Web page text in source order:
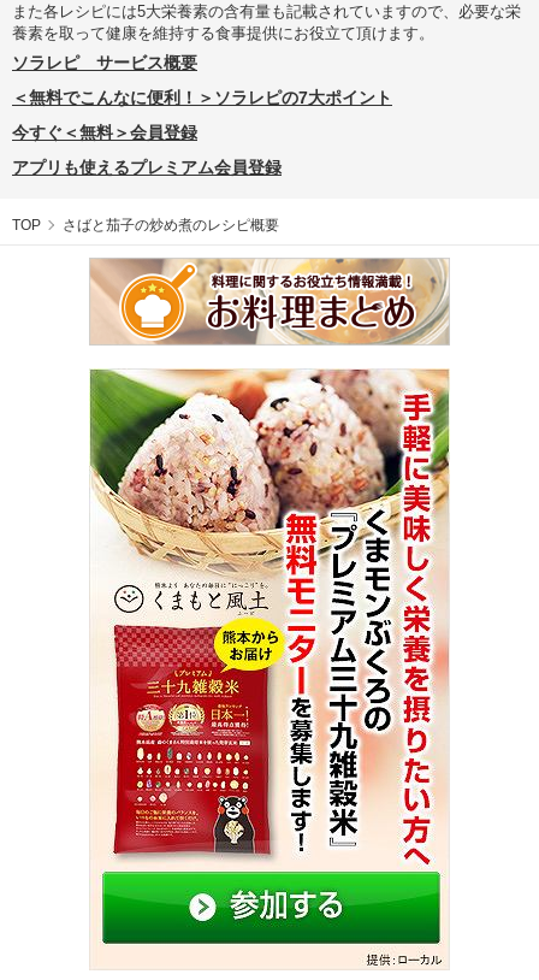
また各レシピには5大栄養素の含有量も記載されていますので、必要な栄
養素を取って健康を維持する食事提供にお役立て頂けます。
ソラレピ サービス概要
＜無料でこんなに便利！＞ソラレピの7大ポイント
今すぐ＜無料＞会員登録
アプリも使えるプレミアム会員登録
TOP さばと茄子の炒め煮のレシピ概要